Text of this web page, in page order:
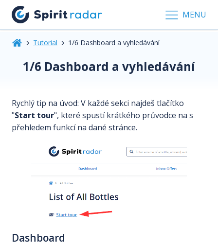
MENU
Tutorial 1/6 Dashboard a vyhledávání
1/6 Dashboard a vyhledávání
Rychlý tip na úvod: V každé sekci najdeš tlačítko
"Start tour", které spustí krátkého průvodce na s
přehledem funkcí na dané stránce.
Dashboard